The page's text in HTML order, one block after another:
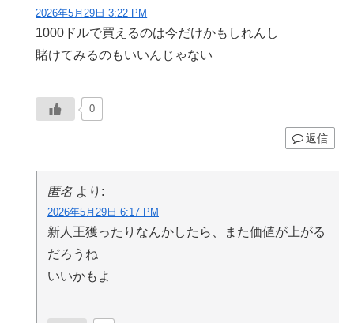
2026年5月29日 3:22 PM
1000ドルで買えるのは今だけかもしれんし
賭けてみるのもいいんじゃない
0
返信
匿名 より:
2026年5月29日 6:17 PM
新人王獲ったりなんかしたら、また価値が上がる
だろうね
いいかもよ